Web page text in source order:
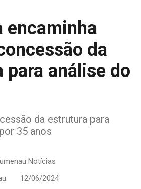
encaminha
da
para análise do
da estrutura para
35 anos
Notícias
12/06/2024